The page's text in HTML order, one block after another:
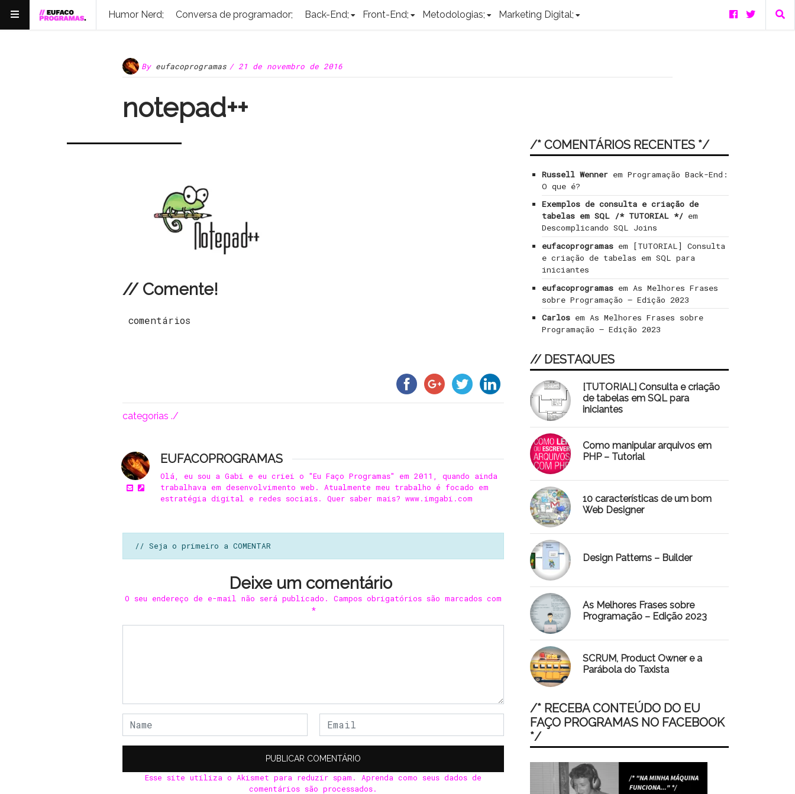
Humor Nerd; Conversa de programador; Back-End; Front-End; Metodologias; Marketing Digital;
By eufacoprogramas / 21 de novembro de 2016
notepad++
// Comente!
comentários
categorias ./
EUFACOPROGRAMAS
Olá, eu sou a Gabi e eu criei o "Eu Faço Programas" em 2011, quando ainda
trabalhava em desenvolvimento web. Atualmente meu trabalho é focado em
estratégia digital e redes sociais. Quer saber mais? www.imgabi.com
// Seja o primeiro a COMENTAR
Deixe um comentário
O seu endereço de e-mail não será publicado.
Campos obrigatórios são marcados com
*
Esse site utiliza o Akismet para reduzir spam. Aprenda como seus dados de
comentários são processados.
/* COMENTÁRIOS RECENTES */
Russell Wenner em Programação Back-End:
O que é?
Exemplos de consulta e criação de
tabelas em SQL /* TUTORIAL */ em
Descomplicando SQL Joins
eufacoprogramas em
[TUTORIAL] Consulta
e criação de tabelas em SQL para
iniciantes
eufacoprogramas em As Melhores Frases
sobre Programação – Edição 2023
Carlos em As Melhores Frases sobre
Programação – Edição 2023
// DESTAQUES
[TUTORIAL] Consulta e criação
de tabelas em SQL para
iniciantes
Como manipular arquivos em
PHP – Tutorial
10 características de um bom
Web Designer
Design Patterns – Builder
As Melhores Frases sobre
Programação – Edição 2023
SCRUM, Product Owner e a
Parábola do Taxista
/* RECEBA CONTEÚDO DO EU
FAÇO PROGRAMAS NO FACEBOOK
*/